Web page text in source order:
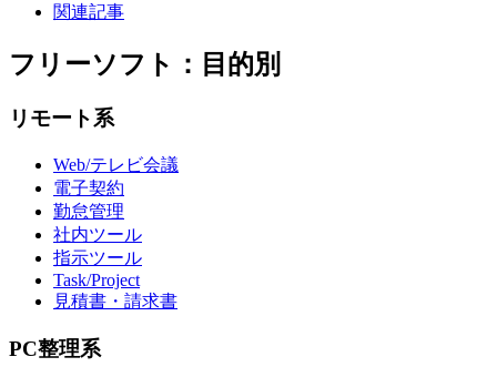
関連記事
フリーソフト：目的別
リモート系
Web/テレビ会議
電子契約
勤怠管理
社内ツール
指示ツール
Task/Project
見積書・請求書
PC整理系